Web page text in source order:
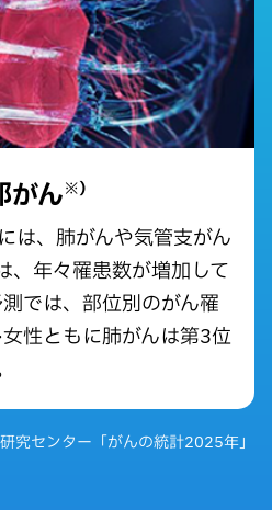
がん※）
は、肺がんや気管支がん
、年々罹患数が増加して
では、部位別のがん罹
性ともに肺がんは第3位
究センター「がんの統計2025年」